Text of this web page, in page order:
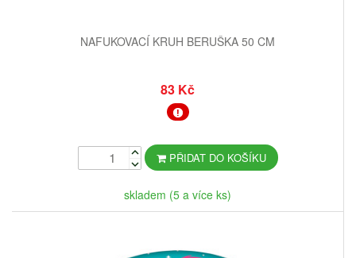
NAFUKOVACÍ KRUH BERUŠKA 50 CM
83 Kč
PŘIDAT DO KOŠÍKU
skladem (5 a více ks)